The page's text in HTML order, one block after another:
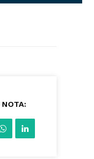
NOTA: